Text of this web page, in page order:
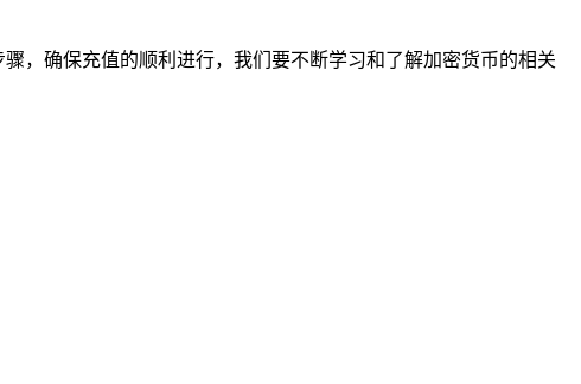
，确保充值的顺利进行，我们要不断学习和了解加密货币的相关